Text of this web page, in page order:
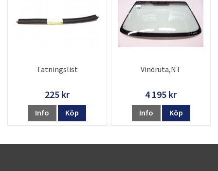
Tätningslist
225 kr
Info Köp
Vindruta,NT
4 195 kr
Info Köp